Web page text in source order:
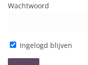
r
o
r
Wachtwoord
Ingelogd blijven